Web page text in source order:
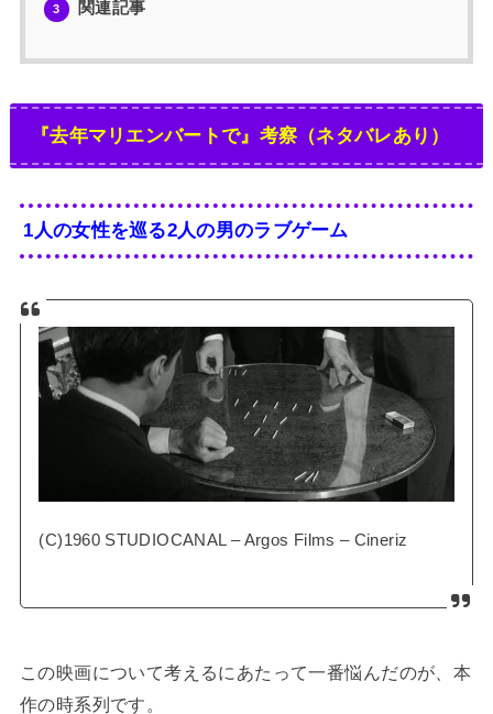
3 関連記事
『去年マリエンバートで』考察（ネタバレあり）
1人の女性を巡る2人の男のラブゲーム
(C)1960 STUDIOCANAL – Argos Films – Cineriz
この映画について考えるにあたって一番悩んだのが、本
作の時系列です。